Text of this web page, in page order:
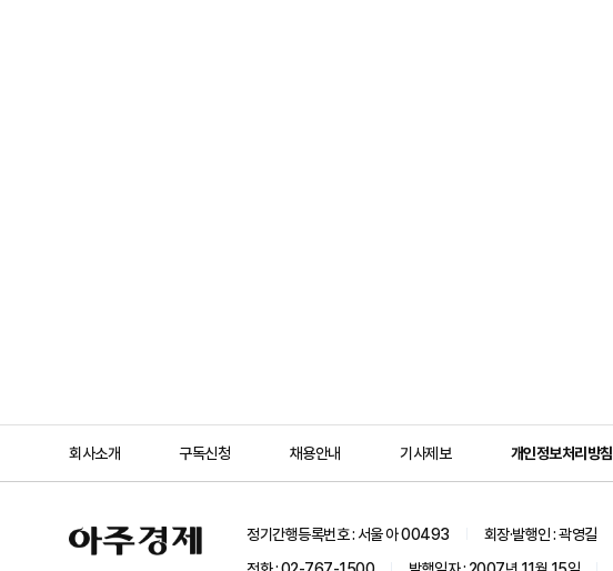
회사소개 구독신청 채용안내 기사제보 개인정보처리방침
아
주
정기간행등록번호 : 서울 아 00493 회장·발행인 : 곽영길